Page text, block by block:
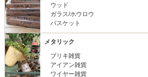
ウッド
ガラス/ホウロウ
バスケット
メタリック
ブリキ雑貨
アイアン雑貨
ワイヤー雑貨